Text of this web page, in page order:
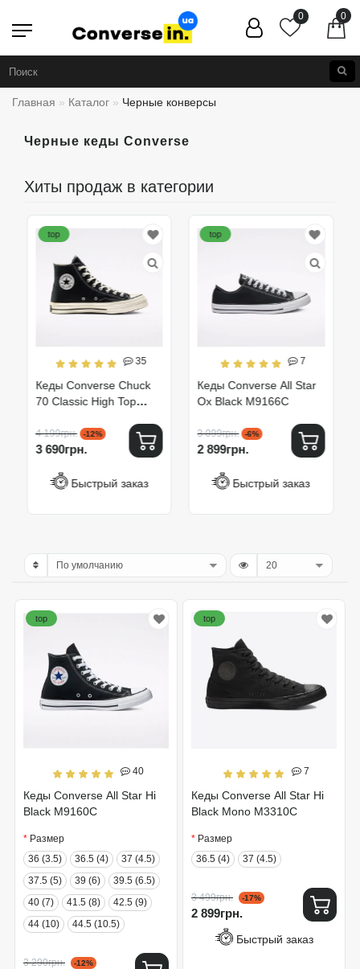
0
0
Главная Каталог Черные конверсы
Черные кеды Converse
Хиты продаж в категории
top
35
Кеды Converse Chuck
70 Classic High Top
4 199грн. -12%
3 690грн.
Быстрый заказ
top
7
Кеды Converse All Star
Ox Black M9166C
3 099грн. -6%
2 899грн.
Быстрый заказ
40
Кеды Converse All Star Hi
Black M9160C
top
Размер
36 (3.5)
36.5 (4)
37 (4.5)
37.5 (5)
39 (6)
39.5 (6.5)
40 (7)
41.5 (8)
42.5 (9)
44 (10)
44.5 (10.5)
3 290грн. -12%
7
Кеды Converse All Star Hi
Black Mono M3310C
top
Размер
36.5 (4)
37 (4.5)
3 499грн. -17%
2 899грн.
Быстрый заказ